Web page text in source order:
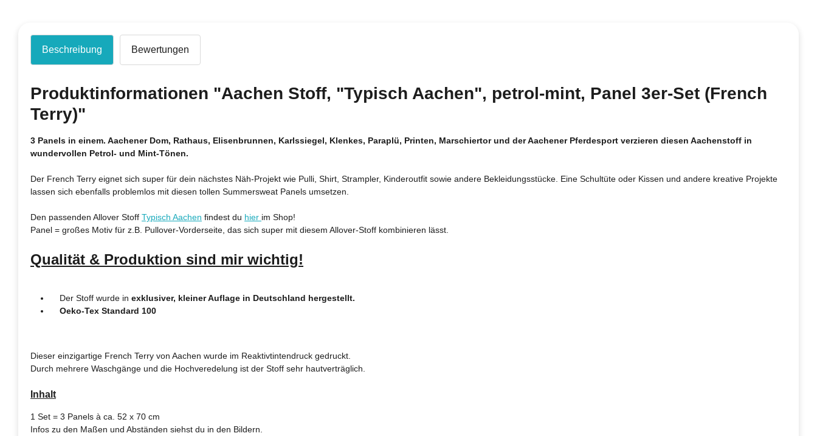
Beschreibung Bewertungen
Produktinformationen "Aachen Stoff, "Typisch Aachen", petrol-mint, Panel 3er-Set (French
Terry)"
3 Panels in einem. Aachener Dom, Rathaus, Elisenbrunnen, Karlssiegel, Klenkes, Paraplü, Printen, Marschiertor und der Aachener Pferdesport verzieren diesen Aachenstoff in
wundervollen Petrol- und Mint-Tönen.
Der French Terry eignet sich super für dein nächstes Näh-Projekt wie Pulli, Shirt, Strampler, Kinderoutfit sowie andere Bekleidungsstücke. Eine Schultüte oder Kissen und andere kreative Projekte
lassen sich ebenfalls problemlos mit diesen tollen Summersweat Panels umsetzen.
Den passenden Allover Stoff Typisch Aachen findest du hier im Shop!
Panel = großes Motiv für z.B. Pullover-Vorderseite, das sich super mit diesem Allover-Stoff kombinieren lässt.
Qualität & Produktion sind mir wichtig!
Der Stoff wurde in exklusiver, kleiner Auflage in Deutschland hergestellt.
Oeko-Tex Standard 100
Dieser einzigartige French Terry von Aachen wurde im Reaktivtintendruck gedruckt.
Durch mehrere Waschgänge und die Hochveredelung ist der Stoff sehr hautverträglich.
Inhalt
1 Set = 3 Panels à ca. 52 x 70 cm
Infos zu den Maßen und Abständen siehst du in den Bildern.